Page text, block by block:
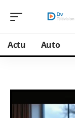
Actu Auto